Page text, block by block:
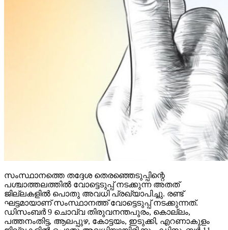
സംസ്ഥാനത്തെ തദ്ദേശ തെരഞ്ഞെടുപ്പിന്റെ
പശ്ചാത്തലത്തില്‍ വോട്ടെടുപ്പ് നടക്കുന്ന അതത്
ജില്ലകളില്‍ പൊതു അവധി പ്രഖ്യാപിച്ചു. രണ്ട്
ഘട്ടമായാണ് സംസ്ഥാനത്ത് വോട്ടെടുപ്പ് നടക്കുന്നത്.
ഡിസംബര്‍ 9 ചൊവ്വ തിരുവനന്തപുരം, കൊല്ലം,
പത്തനംതിട്ട, ആലപ്പുഴ, കോട്ടയം, ഇടുക്കി, എറണാകുളം